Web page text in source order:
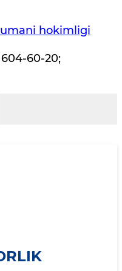
hokimligi
604-60-20;